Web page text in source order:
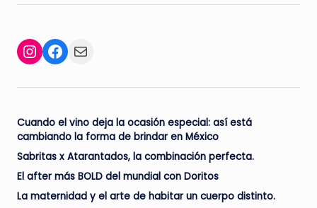
Instagram
Facebook
Mail
Cuando el vino deja la ocasión especial: así está
cambiando la forma de brindar en México
Sabritas x Atarantados, la combinación perfecta.
El after más BOLD del mundial con Doritos
La maternidad y el arte de habitar un cuerpo distinto.